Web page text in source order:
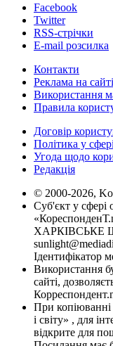
Facebook
Twitter
RSS-стрічки
E-mail розсилка
Контакти
Реклама на сайті
Використання
Правила
Договір
Політика у
Угода щодо
Редакція
© 2000-2026,
Суб'єкт у сфері
ХАРКІВСЬКЕ
Ідентифікатор
Використання
сайті,
При копіюванні
і світу» , для
відкрите для